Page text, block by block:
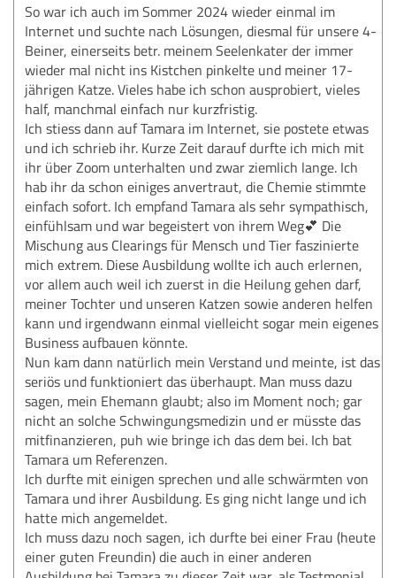
So war ich auch im Sommer 2024 wieder einmal im
Internet und suchte nach Lösungen, diesmal für unsere 4-
Beiner, einerseits betr. meinem Seelenkater der immer
wieder mal nicht ins Kistchen pinkelte und meiner 17-
jährigen Katze. Vieles habe ich schon ausprobiert, vieles
half, manchmal einfach nur kurzfristig.
Ich stiess dann auf Tamara im Internet, sie postete etwas
und ich schrieb ihr. Kurze Zeit darauf durfte ich mich mit
ihr über Zoom unterhalten und zwar ziemlich lange. Ich
hab ihr da schon einiges anvertraut, die Chemie stimmte
einfach sofort. Ich empfand Tamara als sehr sympathisch,
einfühlsam und war begeistert von ihrem Weg💕 Die
Mischung aus Clearings für Mensch und Tier faszinierte
mich extrem. Diese Ausbildung wollte ich auch erlernen,
vor allem auch weil ich zuerst in die Heilung gehen darf,
meiner Tochter und unseren Katzen sowie anderen helfen
kann und irgendwann einmal vielleicht sogar mein eigenes
Business aufbauen könnte.
Nun kam dann natürlich mein Verstand und meinte, ist das
seriös und funktioniert das überhaupt. Man muss dazu
sagen, mein Ehemann glaubt; also im Moment noch; gar
nicht an solche Schwingungsmedizin und er müsste das
mitfinanzieren, puh wie bringe ich das dem bei. Ich bat
Tamara um Referenzen.
Ich durfte mit einigen sprechen und alle schwärmten von
Tamara und ihrer Ausbildung. Es ging nicht lange und ich
hatte mich angemeldet.
Ich muss dazu noch sagen, ich durfte bei einer Frau (heute
einer guten Freundin) die auch in einer anderen